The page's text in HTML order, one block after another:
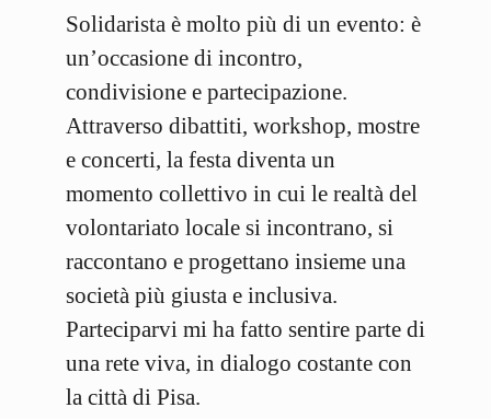
Solidarista è molto più di un evento: è
un’occasione di incontro,
condivisione e partecipazione.
Attraverso dibattiti, workshop, mostre
e concerti, la festa diventa un
momento collettivo in cui le realtà del
volontariato locale si incontrano, si
raccontano e progettano insieme una
società più giusta e inclusiva.
Parteciparvi mi ha fatto sentire parte di
una rete viva, in dialogo costante con
la città di Pisa.